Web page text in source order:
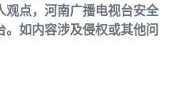
观点，河南广播电视台安全
如内容涉及侵权或其他问